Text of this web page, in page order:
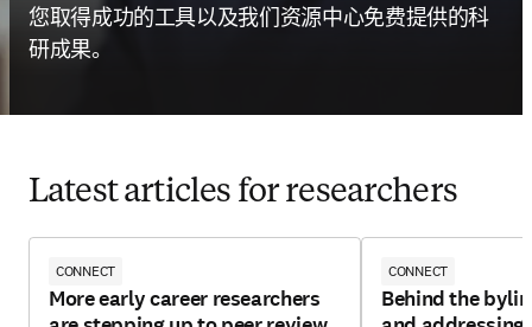
您取得成功的工具以及我们资源中心免费提供的科
研成果。
Latest articles for researchers
CONNECT
More early career researchers
CONNECT
Behind the